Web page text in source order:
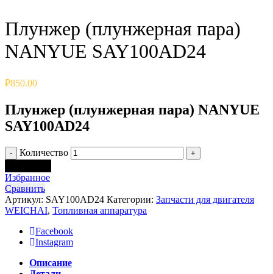
Плунжер (плунжерная пара)
NANYUE SAY100AD24
₽850.00
Плунжер (плунжерная пара) NANYUE
SAY100AD24
Количество
Избранное
Сравнить
Артикул: SAY100AD24 Категории: Запчасти для двигателя
WEICHAI, Топливная аппаратура
Facebook
Instagram
Описание